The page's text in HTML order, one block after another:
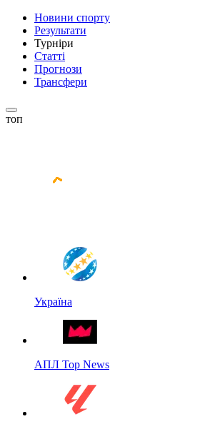
Новини спорту
Результати
Турніри
Статті
Прогнози
Трансфери
топ
Україна
АПЛ Top News